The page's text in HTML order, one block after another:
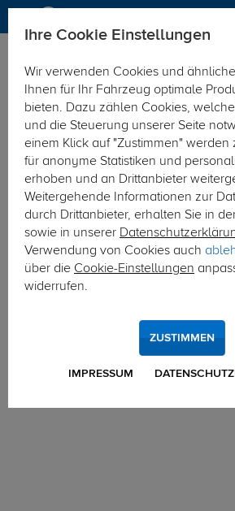
Hier geht's zur Fahrzeugübersicht: Audi
Ihre Cookie Einstellungen
Wir verwenden Cookies und
Ihnen für Ihr Fahrzeug optimale
bieten. Dazu zählen Cookies,
und die Steuerung unserer Seite
einem Klick auf "Zustimmen" werden
für anonyme Statistiken und
erhoben und an Drittanbieter
Weitergehende Informationen zur
durch Drittanbieter, erhalten Sie in
sowie in unserer
Verwendung von Cookies auch
über die Cookie-Einstellungen
widerrufen.
IMPRESSUM
ZUSTIMMEN